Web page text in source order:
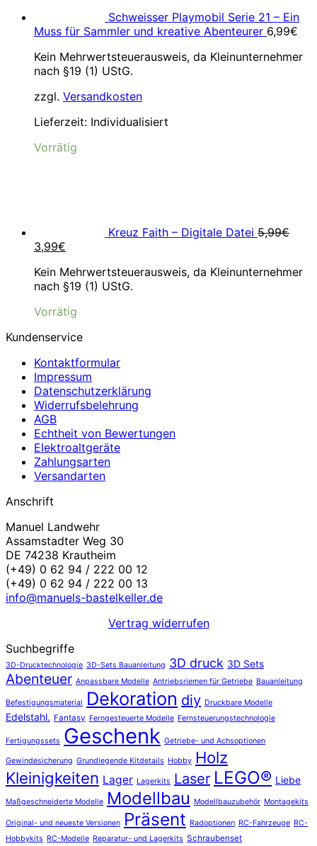
Schweisser Playmobil Serie 21 – Ein
Muss für Sammler und kreative Abenteurer 6,99€
Kein Mehrwertsteuerausweis, da Kleinunternehmer
nach §19 (1) UStG.
zzgl. Versandkosten
Lieferzeit: Individualisiert
Vorrätig
Kreuz Faith – Digitale Datei 5,99€
Ursprünglicher
war:
5,99€
3,99€
ist:
3,99€.
Kein Mehrwertsteuerausweis, da Kleinunternehmer
nach §19 (1) UStG.
Vorrätig
Kundenservice
Kontaktformular
Impressum
Datenschutzerklärung
Widerrufsbelehrung
AGB
Echtheit von Bewertungen
Elektroaltgeräte
Zahlungsarten
Versandarten
Anschrift
Manuel Landwehr
Assamstadter Weg 30
DE 74238 Krautheim
(+49) 0 62 94 / 222 00 12
(+49) 0 62 94 / 222 00 13
info@manuels-bastelkeller.de
Vertrag widerrufen
Suchbegriffe
3D-Drucktechnologie 3D-Sets Bauanleitung 3D druck 3D Sets
Abenteuer Anpassbare Modelle Antriebsriemen für Getriebe Bauanleitung
Befestigungsmaterial Dekoration diy Druckbare Modelle
Edelstahl. Fantasy Ferngesteuerte Modelle Fernsteuerungstechnologie
Fertigungssets Geschenk Getriebe- und Achsoptionen
Gewindesicherung Grundlegende Kitdetails Hobby Holz
Kleinigkeiten Lager Lagerkits Laser LEGO® Liebe
Maßgeschneiderte Modelle Modellbau Modellbauzubehör Montagekits
Original- und neueste Versionen Präsent Radoptionen RC-Fahrzeuge RC-
Hobbykits RC-Modelle Reparatur- und Lagerkits Schraubenset